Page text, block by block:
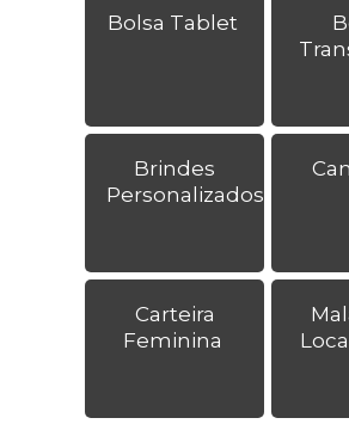
Bolsa Tablet
Brindes
Personalizados
Carteira
Feminina